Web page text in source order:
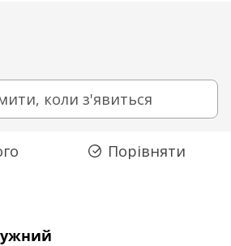
коли з'явиться
Порівняти